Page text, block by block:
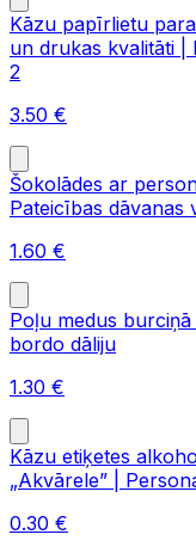
Kāzu papīrlietu
un drukas kvalitāti |
2
3.50 €
Šokolādes ar
Pateicības dāvanas
1.60 €
Poļu medus
bordo dāliju
1.30 €
Kāzu etiķetes
„Akvārele” |
0.30 €